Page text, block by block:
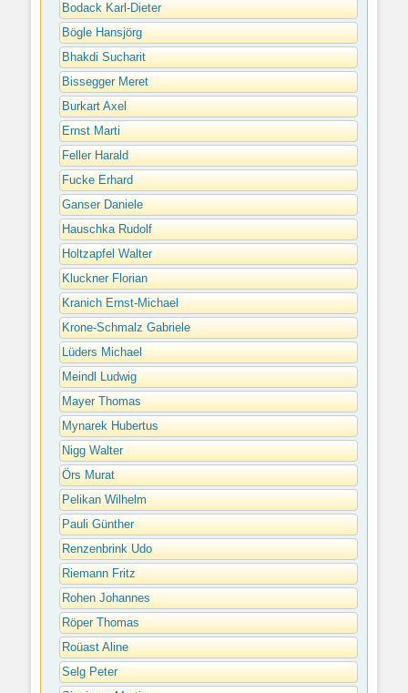
Bodack Karl-Dieter
Bögle Hansjörg
Bhakdi Sucharit
Bissegger Meret
Burkart Axel
Ernst Marti
Feller Harald
Fucke Erhard
Ganser Daniele
Hauschka Rudolf
Holtzapfel Walter
Kluckner Florian
Kranich Ernst-Michael
Krone-Schmalz Gabriele
Lüders Michael
Meindl Ludwig
Mayer Thomas
Mynarek Hubertus
Nigg Walter
Örs Murat
Pelikan Wilhelm
Pauli Günther
Renzenbrink Udo
Riemann Fritz
Rohen Johannes
Röper Thomas
Roüast Aline
Selg Peter